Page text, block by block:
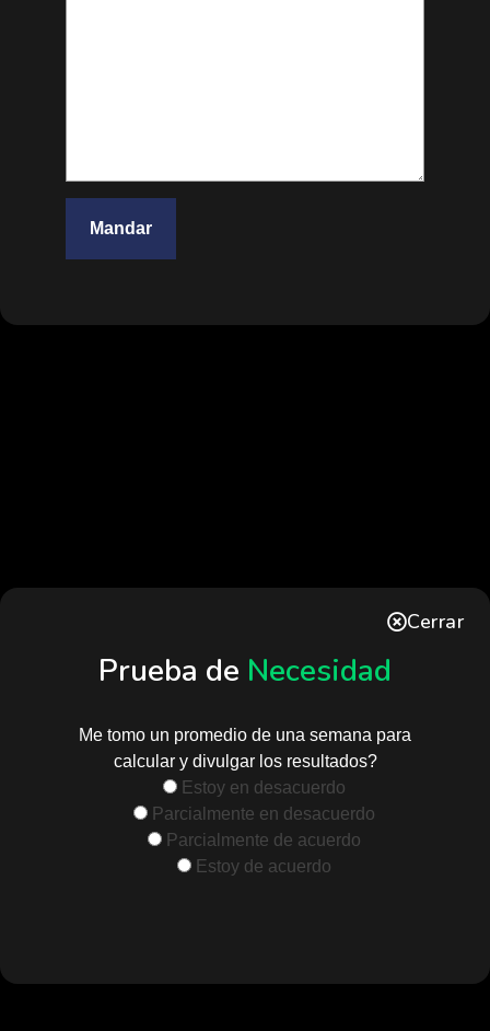
Cerrar
Prueba de Necesidad
Me tomo un promedio de una semana para
calcular y divulgar los resultados?
Estoy en desacuerdo
Parcialmente en desacuerdo
Parcialmente de acuerdo
Estoy de acuerdo